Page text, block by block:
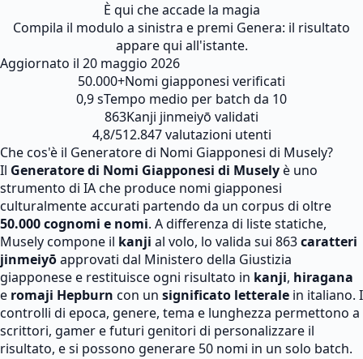
È qui che accade la magia
Compila il modulo a sinistra e premi Genera: il risultato
appare qui all'istante.
Aggiornato il 20 maggio 2026
50.000+Nomi giapponesi verificati
0,9 sTempo medio per batch da 10
863Kanji jinmeiyō validati
4,8/512.847 valutazioni utenti
Che cos'è il Generatore di Nomi Giapponesi di Musely?
Il Generatore di Nomi Giapponesi di Muselyè uno
strumento di IA che produce nomi giapponesi
culturalmente accurati partendo da un corpus di oltre
50.000 cognomi e nomi. A differenza di liste statiche,
Musely compone il kanji al volo, lo valida sui 863caratteri
jinmeiyōapprovati dal Ministero della Giustizia
giapponese e restituisce ogni risultato in kanji, hiragana
e romaji Hepburn con un significato letterale in italiano. I
controlli di epoca, genere, tema e lunghezza permettono a
scrittori, gamer e futuri genitori di personalizzare il
risultato, e si possono generare 50 nomi in un solo batch.